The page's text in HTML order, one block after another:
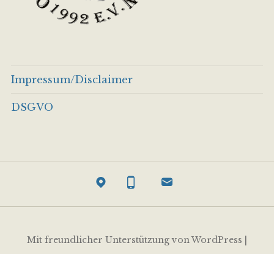
Impressum/Disclaimer
DSGVO
Mit freundlicher Unterstützung von WordPress